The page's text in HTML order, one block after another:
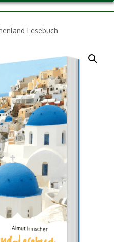
Lesebuch